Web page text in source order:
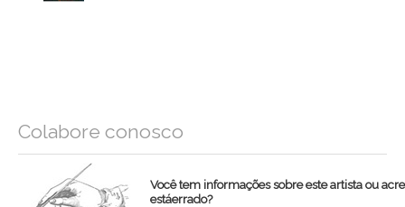
Colabore conosco
Você tem informações sobre este artista ou
estáerrado?